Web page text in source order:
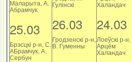
Маларыта, А.
Абрамчук
25.03
Брэсцкі р-н, С.
АБрамчук, А.
Сербун
Гулінскі
26.03
Гродзенскі р-н,
В. Гуменны
Халандач
24.03
Лоеўскі р-н,
Арцём
Халандач